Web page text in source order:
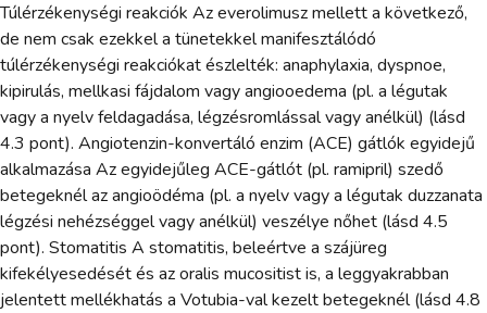
Túlérzékenységi reakciók Az everolimusz mellett a következő,
de nem csak ezekkel a tünetekkel manifesztálódó
túlérzékenységi reakciókat észlelték: anaphylaxia, dyspnoe,
kipirulás, mellkasi fájdalom vagy angiooedema (pl. a légutak
vagy a nyelv feldagadása, légzésromlással vagy anélkül) (lásd
4.3 pont). Angiotenzin-konvertáló enzim (ACE) gátlók egyidejű
alkalmazása Az egyidejűleg ACE-gátlót (pl. ramipril) szedő
betegeknél az angioödéma (pl. a nyelv vagy a légutak duzzanata
légzési nehézséggel vagy anélkül) veszélye nőhet (lásd 4.5
pont). Stomatitis A stomatitis, beleértve a szájüreg
kifekélyesedését és az oralis mucositist is, a leggyakrabban
jelentett mellékhatás a Votubia-val kezelt betegeknél (lásd 4.8